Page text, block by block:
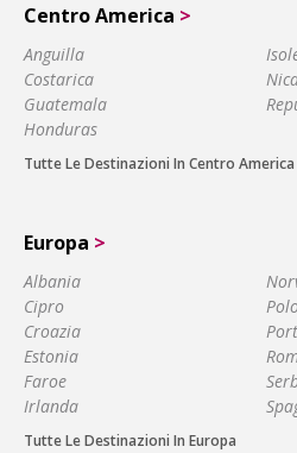
Centro America >
Anguilla
Costarica
Guatemala
Honduras
Tutte Le Destinazioni In Centro America
Europa >
Albania
Cipro
Croazia
Estonia
Faroe
Irlanda
Tutte Le Destinazioni In Europa